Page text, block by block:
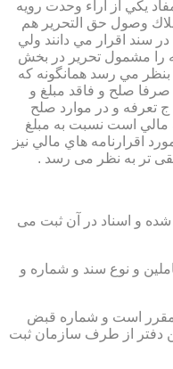
يكي از آراء وحدت رويه
وصول حق التحرير هم
سند اقرار مي دانند ولي
را مشمول تحرير در بخش
بنظر مي رسد همانگونه كه
صلح و فاقد مبلغ و
ج تعرفه و در موارد صلح
مالي است نسبت به مبلغ
اقرارنامه هاي مالي نيز
تر به نظر می رسد .
شده و اسناد در آن ثبت می
و نوع سند و شماره و
مقرر است و شماره قبض
دفتر از طرف سازمان ثبت